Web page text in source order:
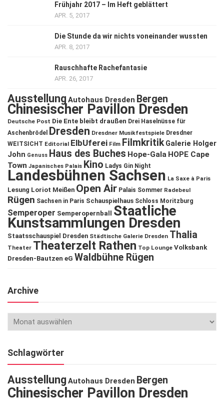
Frühjahr 2017 – Im Heft geblättert
APR. 5, 2017
Die Stunde da wir nichts voneinander wussten
APR. 8, 2017
Rauschhafte Rachefantasie
APR. 26, 2017
Ausstellung Autohaus Dresden Bergen
Chinesischer Pavillon Dresden
Deutsche Post Die Ente bleibt draußen Drei Haselnüsse für
Aschenbrödel
Dresden Dresdner Musikfestspiele Dresdner
WEITSICHT Editorial ElbUferei Film Filmkritik Galerie Holger
John Genuss Haus des Buches Hope-Gala HOPE Cape
Town Japanisches Palais Kino Ladys Gin Night
Landesbühnen Sachsen La Saxe à Paris
Lesung Loriot Meißen Open Air Palais Sommer Radebeul
Rügen Sachsen in Paris Schauspielhaus Schloss Moritzburg
Semperoper Semperopernball Staatliche
Kunstsammlungen Dresden
Staatsschauspiel Dresden Städtische Galerie Dresden Thalia
Theater Theaterzelt Rathen Top Lounge Volksbank
Dresden-Bautzen eG Waldbühne Rügen
Archive
Schlagwörter
Ausstellung Autohaus Dresden Bergen
Chinesischer Pavillon Dresden